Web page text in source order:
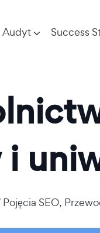
Audyt Success
Pojęcia SEO,